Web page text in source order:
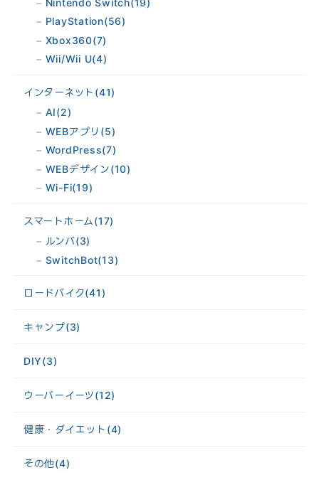
PlayStation(56)
Xbox360(7)
Wii/Wii U(4)
インターネット (41)
AI(2)
WEBアプリ (5)
WordPress(7)
WEBデザイン(10)
Wi-Fi(19)
スマートホーム(17)
ルンバ(3)
SwitchBot(13)
ロードバイク(41)
キャンプ(3)
DIY(3)
ウーバーイーツ(12)
健康・ダイエット (4)
その他(4)